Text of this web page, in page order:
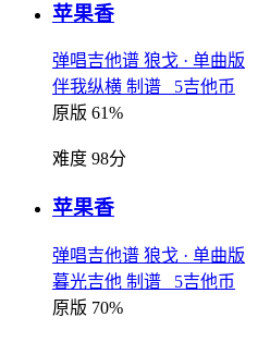
苹果香
弹唱吉他谱 狼戈 · 单曲版
伴我纵横 制谱 5吉他币
原版 61%
难度 98分
苹果香
弹唱吉他谱 狼戈 · 单曲版
暮光吉他 制谱 5吉他币
原版 70%